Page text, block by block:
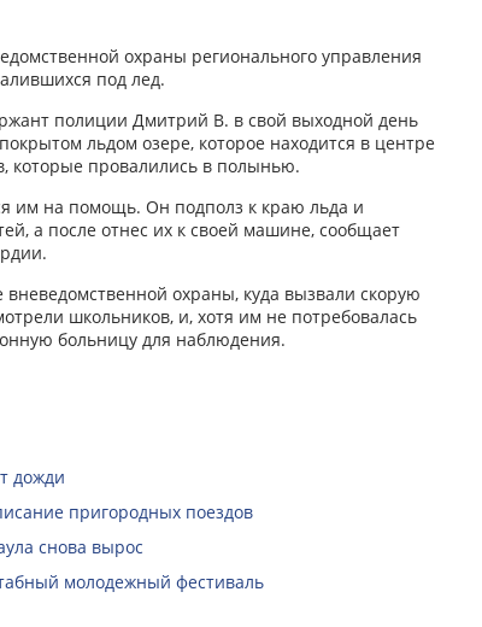
охраны регионального управления
под лед.
полиции Дмитрий В. в свой выходной день
льдом озере, которое находится в центре
которые провалились в полынью.
им на помощь. Он подполз к краю льда и
а после отнес их к своей машине, сообщает
вневедомственной охраны, куда вызвали скорую
школьников, и, хотя им не потребовалась
больницу для наблюдения.
дожди
пригородных поездов
снова вырос
молодежный фестиваль